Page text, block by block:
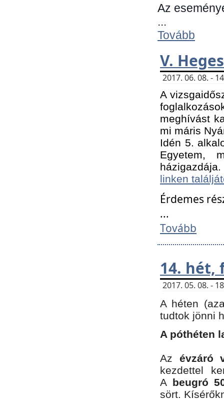
Az
...
Tovább
V.
2017. 06. 08. -
A
meghívást
mi máris
Idén 5.
Egyetem,
linken
Érdemes
...
Tovább
14. hét,
2017. 05. 08. -
A héten
tudtok jönni
A póthéten
Az évzáró
kezdettel
A beugró
sört.